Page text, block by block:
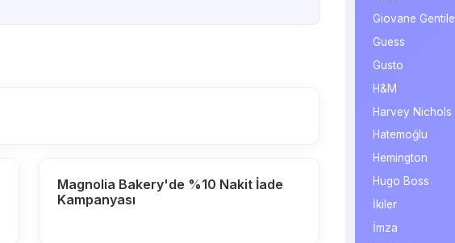
Magnolia Bakery'de %10 Nakit İade
Kampanyası
Giovane Gentile
Guess
Gusto
H&M
Harvey Nichols
Hatemoğlu
Hemington
Hugo Boss
İkiler
İmza